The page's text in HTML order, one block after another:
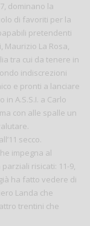
dominano la
di favoriti per la
pretendenti
Maurizio La Rosa,
tra cui da tenere in
indiscrezioni
e pronti a lanciare
A.S.S.I. a Carlo
con alle spalle un
secco.
impegna al
risicati: 11-9,
ha fatto vedere di
Landa che
trentini che